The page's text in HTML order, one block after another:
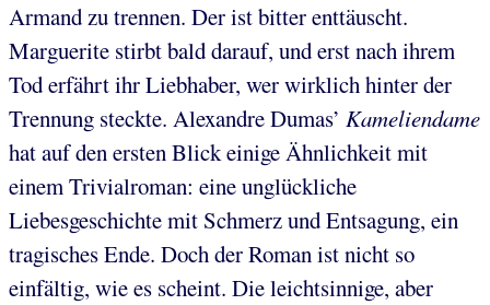
Armand zu trennen. Der ist bitter enttäuscht.
Marguerite stirbt bald darauf, und erst nach ihrem
Tod erfährt ihr Liebhaber, wer wirklich hinter der
Trennung steckte. Alexandre Dumas’ Kameliendame
hat auf den ersten Blick einige Ähnlichkeit mit
einem Trivialroman: eine unglückliche
Liebesgeschichte mit Schmerz und Entsagung, ein
tragisches Ende. Doch der Roman ist nicht so
einfältig, wie es scheint. Die leichtsinnige, aber